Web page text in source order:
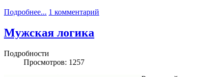
Подробнее... 1 комментарий
Мужская логика
Подробности
Просмотров: 1257